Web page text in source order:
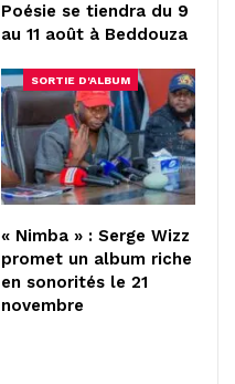
Poésie se tiendra du 9
au 11 août à Beddouza
SORTIE D'ALBUM
« Nimba » : Serge Wizz
promet un album riche
en sonorités le 21
novembre